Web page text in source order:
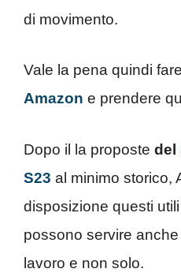
di movimento.
Vale la pena quindi
Amazon e prendere
Dopo il la proposte del
S23 al minimo storico,
disposizione questi
possono servire
lavoro e non solo.